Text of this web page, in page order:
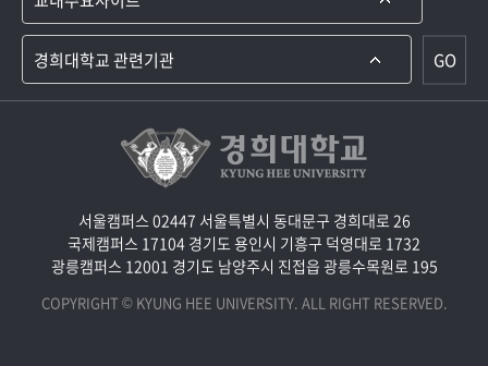
GO
서울캠퍼스 02447 서울특별시 동대문구 경희대로 26
국제캠퍼스 17104 경기도 용인시 기흥구 덕영대로 1732
광릉캠퍼스 12001 경기도 남양주시 진접읍 광릉수목원로 195
COPYRIGHT © KYUNG HEE UNIVERSITY. ALL RIGHT RESERVED.